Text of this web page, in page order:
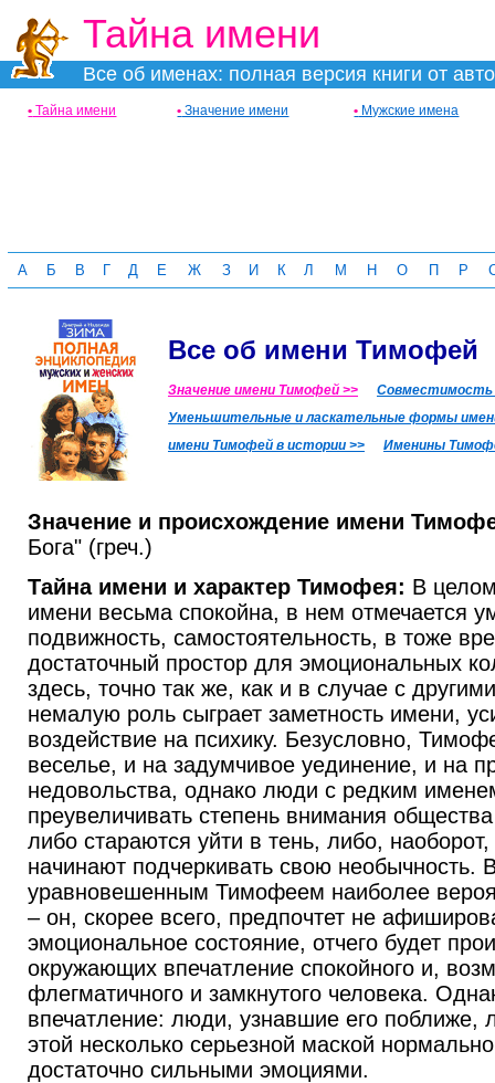
Тайна имени
Все об именах: полная версия книги от
• Тайна имени • Значение имени • Мужские имена
А Б В Г Д Е Ж З И К Л М Н О П Р
Все об имени Тимофей
Значение имени Тимофей >>
Совместимость
Уменьшительные и ласкательные формы
имени Тимофей в истории >>
Именины
Значение и происхождение имени
Бога" (греч.)
Тайна имени и характер Тимофея: В целом
имени весьма спокойна, в нем отмечается
подвижность, самостоятельность, в тоже
достаточный простор для эмоциональных
здесь, точно так же, как и в случае с
немалую роль сыграет заметность имени,
воздействие на психику. Безусловно,
веселье, и на задумчивое уединение, и на
недовольства, однако люди с редким
преувеличивать степень внимания
либо стараются уйти в тень, либо,
начинают подчеркивать свою необычность.
уравновешенным Тимофеем наиболее
– он, скорее всего, предпочтет не
эмоциональное состояние, отчего будет
окружающих впечатление спокойного и,
флегматичного и замкнутого человека.
впечатление: люди, узнавшие его поближе,
этой несколько серьезной маской
достаточно сильными эмоциями.